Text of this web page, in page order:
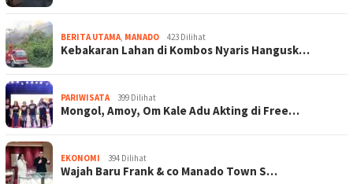
BERITA UTAMA, MANADO 423 Dilihat
Kebakaran Lahan di Kombos Nyaris Hangusk…
PARIWISATA 399 Dilihat
Mongol, Amoy, Om Kale Adu Akting di Free…
EKONOMI 394 Dilihat
Wajah Baru Frank & co Manado Town S…